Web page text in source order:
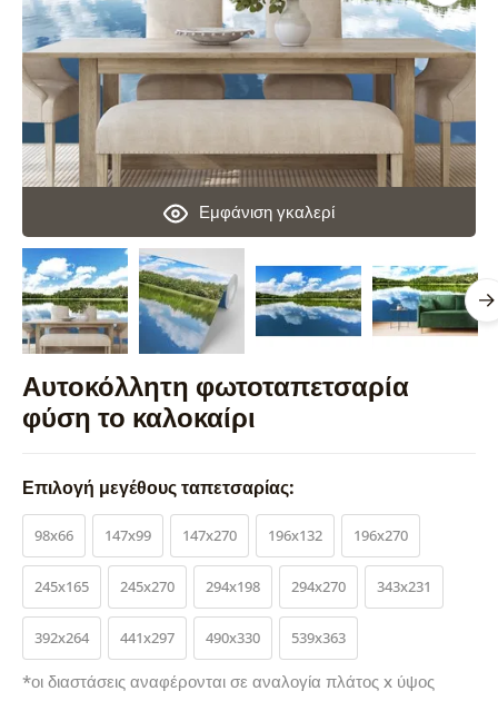
Αυτοκόλλητη φωτοταπετσαρία
φύση το καλοκαίρι
Εμφάνιση γκαλερί
Επιλογή μεγέθους ταπετσαρίας:
98x66 147x99 147x270 196x132 196x270
245x165 245x270 294x198 294x270 343x231
392x264 441x297 490x330 539x363
*οι διαστάσεις αναφέρονται σε αναλογία πλάτος x ύψος